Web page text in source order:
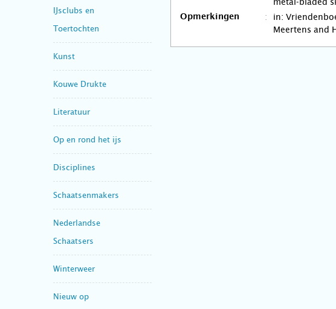
IJsclubs en
Toertochten
Kunst
Kouwe Drukte
Literatuur
Op en rond het ijs
Disciplines
Schaatsenmakers
Nederlandse
Schaatsers
Winterweer
Nieuw op
Opmerkingen
in:
Meertens and